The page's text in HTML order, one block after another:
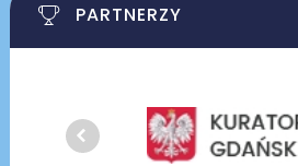
PARTNERZY